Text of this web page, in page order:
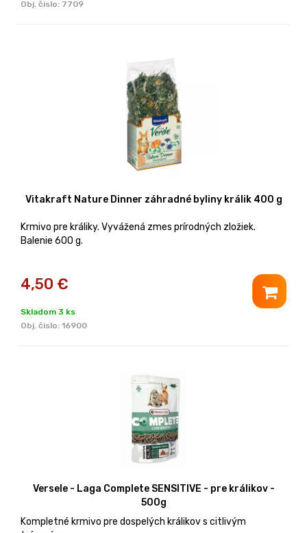
Obj. čislo: 7709
Vitakraft Nature Dinner záhradné byliny králik 400 g
Krmivo pre králiky. Vyvážená zmes prírodných zložiek.
Balenie 600 g.
4,50 €
Skladom 3 ks
Obj. čislo: 16900
Versele - Laga Complete SENSITIVE - pre králikov -
500g
Kompletné krmivo pre dospelých králikov s citlivým